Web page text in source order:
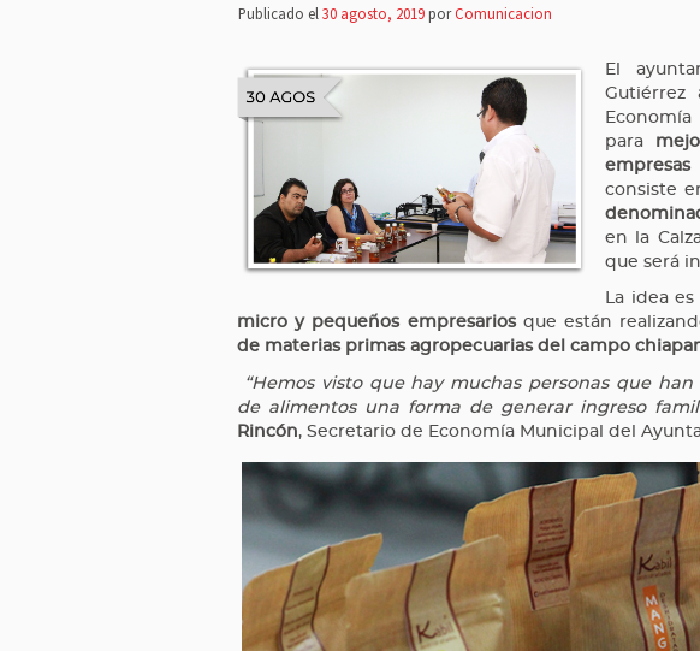
Publicado el30 agosto, 2019porComunicacion
El
Gutiérrez
para
consiste
en la
que será
La idea
micro y pequeños empresariosque están
de materias primas agropecuarias del campo
“Hemos visto que hay muchas personas que
de alimentos una forma de generar ingreso
Rincón, Secretario de Economía Municipal del